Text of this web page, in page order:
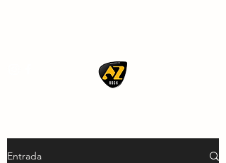
Entrada